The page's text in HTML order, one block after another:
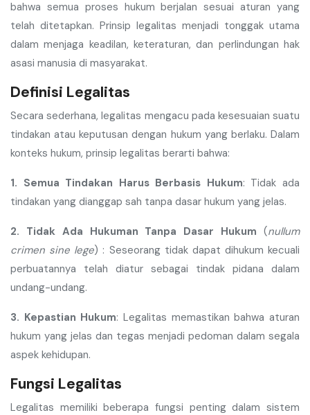
bahwa semua proses hukum berjalan sesuai aturan yang
telah ditetapkan. Prinsip legalitas menjadi tonggak utama
dalam menjaga keadilan, keteraturan, dan perlindungan hak
asasi manusia di masyarakat.
Definisi Legalitas
Secara sederhana, legalitas mengacu pada kesesuaian suatu
tindakan atau keputusan dengan hukum yang berlaku. Dalam
konteks hukum, prinsip legalitas berarti bahwa:
1. Semua Tindakan Harus Berbasis Hukum: Tidak ada
tindakan yang dianggap sah tanpa dasar hukum yang jelas.
2. Tidak Ada Hukuman Tanpa Dasar Hukum (nullum
crimen sine lege) : Seseorang tidak dapat dihukum kecuali
perbuatannya telah diatur sebagai tindak pidana dalam
undang-undang.
3. Kepastian Hukum: Legalitas memastikan bahwa aturan
hukum yang jelas dan tegas menjadi pedoman dalam segala
aspek kehidupan.
Fungsi Legalitas
Legalitas memiliki beberapa fungsi penting dalam sistem